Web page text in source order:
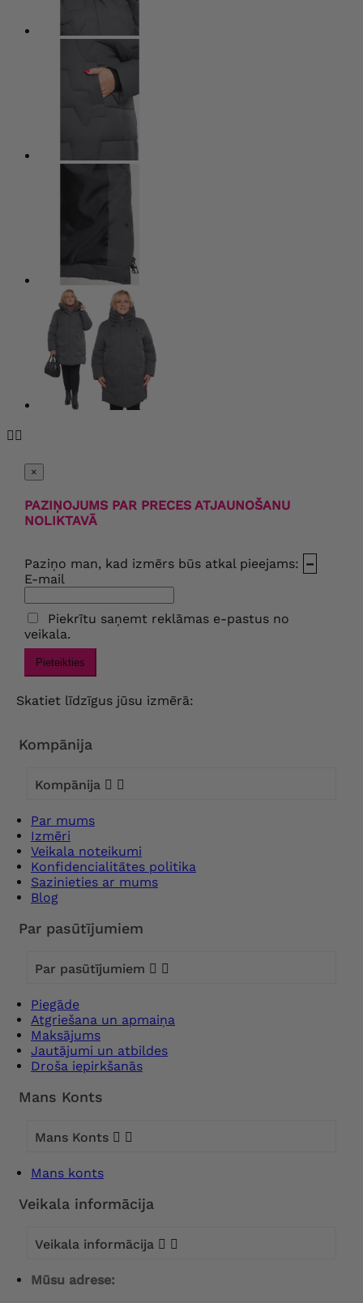

×
PAZIŅOJUMS PAR PRECES ATJAUNOŠANU
NOLIKTAVĀ
Paziņo man, kad izmērs būs atkal pieejams: –
E-mail
Piekrītu saņemt reklāmas e-pastus no
veikala.
Pieteikties
Skatiet līdzīgus jūsu izmērā:
Kompānija
Kompānija  
Par mums
Izmēri
Veikala noteikumi
Konfidencialitātes politika
Sazinieties ar mums
Blog
Par pasūtījumiem
Par pasūtījumiem  
Piegāde
Atgriešana un apmaiņa
Maksājums
Jautājumi un atbildes
Droša iepirkšanās
Mans Konts
Mans Konts  
Mans konts
Veikala informācija
Veikala informācija  
Mūsu adrese: